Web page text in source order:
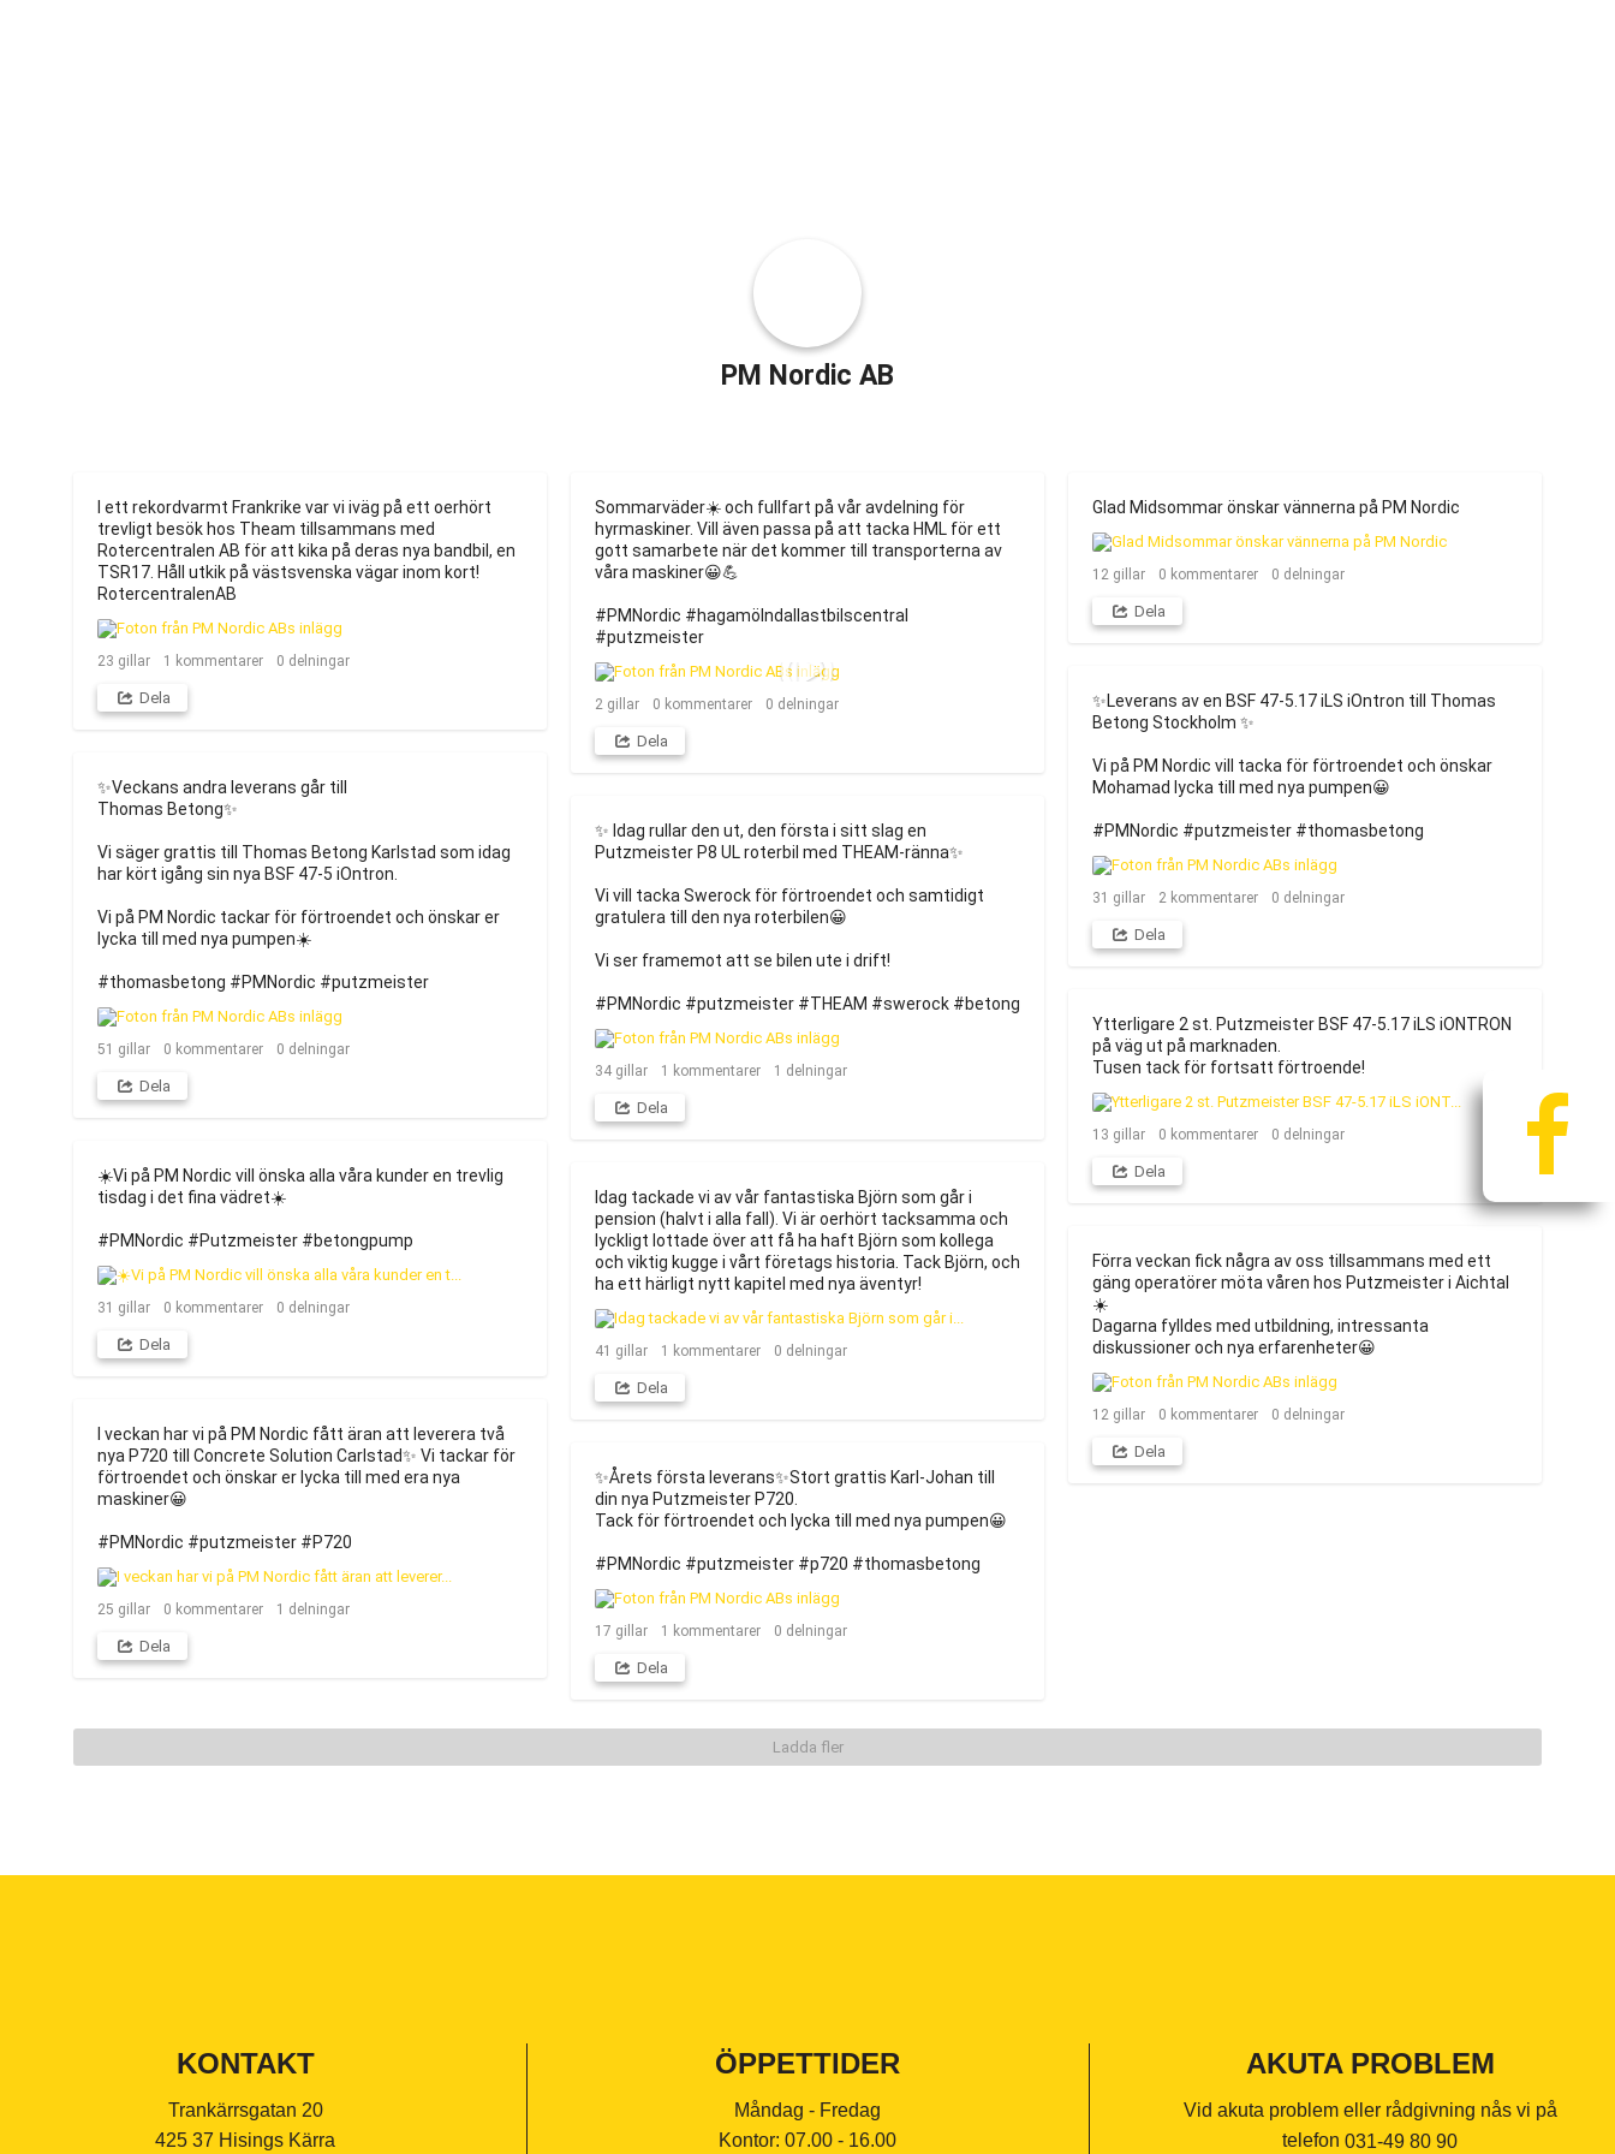
PM Nordic AB
I ett rekordvarmt Frankrike var vi iväg på ett oerhört
trevligt besök hos Theam tillsammans med
Rotercentralen AB för att kika på deras nya bandbil, en
TSR17. Håll utkik på västsvenska vägar inom kort!
RotercentralenAB
23 gillar 1 kommentarer 0 delningar
Dela
Sommarväder☀️ och fullfart på vår avdelning för
hyrmaskiner. Vill även passa på att tacka HML för ett
gott samarbete när det kommer till transporterna av
våra maskiner😀💪
#PMNordic #hagamölndallastbilscentral
#putzmeister
2 gillar 0 kommentarer 0 delningar
Dela
Glad Midsommar önskar vännerna på PM Nordic
12 gillar 0 kommentarer 0 delningar
Dela
✨Leverans av en BSF 47-5.17 iLS iOntron till Thomas
Betong Stockholm ✨
Vi på PM Nordic vill tacka för förtroendet och önskar
Mohamad lycka till med nya pumpen😀
#PMNordic #putzmeister #thomasbetong
31 gillar 2 kommentarer 0 delningar
Dela
✨Veckans andra leverans går till
Thomas Betong✨
Vi säger grattis till Thomas Betong Karlstad som idag
har kört igång sin nya BSF 47-5 iOntron.
Vi på PM Nordic tackar för förtroendet och önskar er
lycka till med nya pumpen☀️
#thomasbetong #PMNordic #putzmeister
51 gillar 0 kommentarer 0 delningar
Dela
✨ Idag rullar den ut, den första i sitt slag en
Putzmeister P8 UL roterbil med THEAM-ränna✨
Vi vill tacka Swerock för förtroendet och samtidigt
gratulera till den nya roterbilen😀
Vi ser framemot att se bilen ute i drift!
#PMNordic #putzmeister #THEAM #swerock #betong
34 gillar 1 kommentarer 1 delningar
Dela
Ytterligare 2 st. Putzmeister BSF 47-5.17 iLS iONTRON
på väg ut på marknaden.
Tusen tack för fortsatt förtroende!
13 gillar 0 kommentarer 0 delningar
Dela
☀️Vi på PM Nordic vill önska alla våra kunder en trevlig
tisdag i det fina vädret☀️
#PMNordic #Putzmeister #betongpump
31 gillar 0 kommentarer 0 delningar
Dela
Idag tackade vi av vår fantastiska Björn som går i
pension (halvt i alla fall). Vi är oerhört tacksamma och
lyckligt lottade över att få ha haft Björn som kollega
och viktig kugge i vårt företags historia. Tack Björn, och
ha ett härligt nytt kapitel med nya äventyr!
41 gillar 1 kommentarer 0 delningar
Dela
Förra veckan fick några av oss tillsammans med ett
gäng operatörer möta våren hos Putzmeister i Aichtal
☀️
Dagarna fylldes med utbildning, intressanta
diskussioner och nya erfarenheter😀
12 gillar 0 kommentarer 0 delningar
Dela
I veckan har vi på PM Nordic fått äran att leverera två
nya P720 till Concrete Solution Carlstad✨ Vi tackar för
förtroendet och önskar er lycka till med era nya
maskiner😀
#PMNordic #putzmeister #P720
25 gillar 0 kommentarer 1 delningar
Dela
✨Årets första leverans✨Stort grattis Karl-Johan till
din nya Putzmeister P720.
Tack för förtroendet och lycka till med nya pumpen😀
#PMNordic #putzmeister #p720 #thomasbetong
17 gillar 1 kommentarer 0 delningar
Dela
Ladda fler
KONTAKT
Trankärrsgatan 20
425 37 Hisings Kärra
ÖPPETTIDER
Måndag - Fredag
Kontor: 07.00 - 16.00
AKUTA PROBLEM
Vid akuta problem eller rådgivning nås vi på
telefon 031-49 80 90